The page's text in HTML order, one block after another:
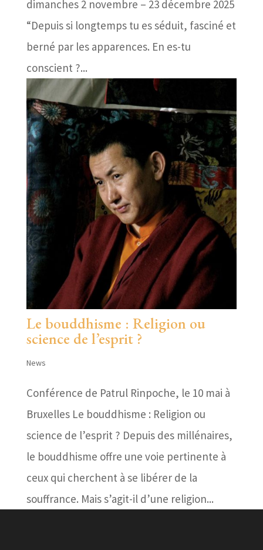
dimanches 2 novembre – 23 décembre 2025
“Depuis si longtemps tu es séduit, fasciné et
berné par les apparences. En es-tu
conscient ?...
Le bouddhisme : Religion ou
science de l’esprit ?
News
Conférence de Patrul Rinpoche, le 10 mai à
Bruxelles Le bouddhisme : Religion ou
science de l’esprit ? Depuis des millénaires,
le bouddhisme offre une voie pertinente à
ceux qui cherchent à se libérer de la
souffrance. Mais s’agit-il d’une religion...